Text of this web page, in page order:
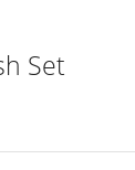
Set